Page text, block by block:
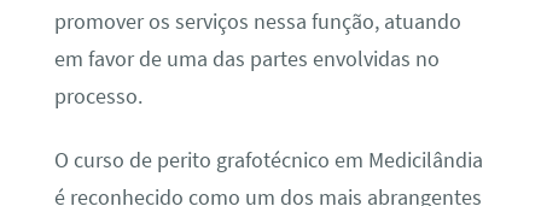
promover os serviços nessa função, atuando
em favor de uma das partes envolvidas no
processo.
O curso de perito grafotécnico em Medicilândia
é reconhecido como um dos mais abrangentes